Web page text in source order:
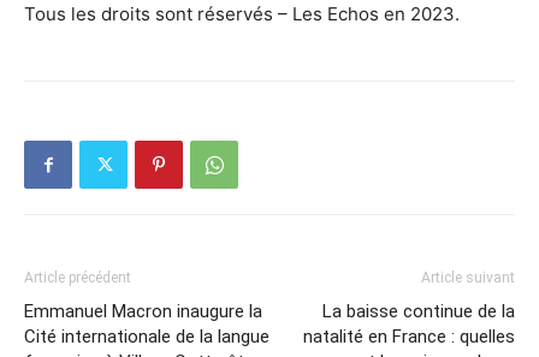
Tous les droits sont réservés – Les Echos en 2023.
Article précédent
Emmanuel Macron inaugure la
Cité internationale de la langue
Article suivant
La baisse continue de la
natalité en France : quelles